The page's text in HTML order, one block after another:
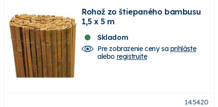
Rohož zo štiepaného bambusu
1,5 x 5 m
Skladom
Pre zobrazenie ceny saprihláste
alebo registrujte
145420